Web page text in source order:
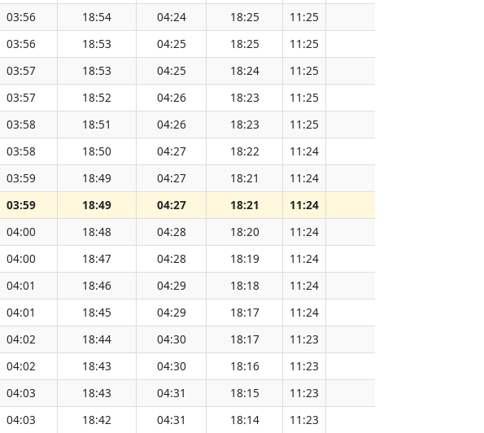
03:56 18:54 04:24 18:25 11:25
03:56 18:53 04:25 18:25 11:25
03:57 18:53 04:25 18:24 11:25
03:57 18:52 04:26 18:23 11:25
03:58 18:51 04:26 18:23 11:25
03:58 18:50 04:27 18:22 11:24
03:59 18:49 04:27 18:21 11:24
03:59 18:49 04:27 18:21 11:24
04:00 18:48 04:28 18:20 11:24
04:00 18:47 04:28 18:19 11:24
04:01 18:46 04:29 18:18 11:24
04:01 18:45 04:29 18:17 11:24
04:02 18:44 04:30 18:17 11:23
04:02 18:43 04:30 18:16 11:23
04:03 18:43 04:31 18:15 11:23
04:03 18:42 04:31 18:14 11:23